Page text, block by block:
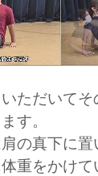
ただいて
す。
の真下に置
重をかけて